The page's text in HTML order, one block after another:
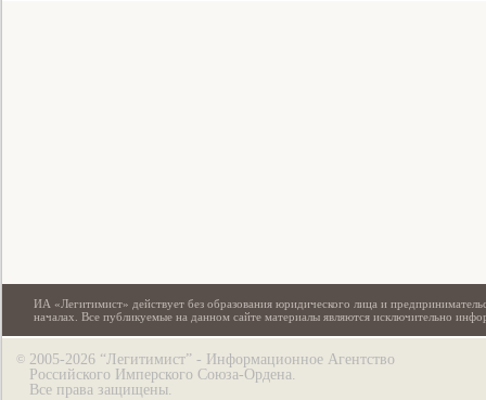
ИА «Легитимист» действует без образования юридического лица и
началах. Все публикуемые на данном сайте материалы являются исключительно
© 2005-2026 “Легитимист” - Информационное Агентство
Российского Имперского Союза-Ордена.
Все права защищены.